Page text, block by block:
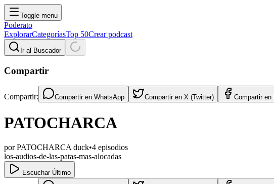
Toggle menu
Poderato
ExplorarCategoríasTop 50Crear podcast
Ir al Buscador
Compartir
Compartir: Compartir en WhatsApp Compartir en X (Twitter) Compartir en
PATOCHARCA
porPATOCHARCA duck•4 episodios
los-audios-de-las-patas-mas-alocadas
Escuchar Último